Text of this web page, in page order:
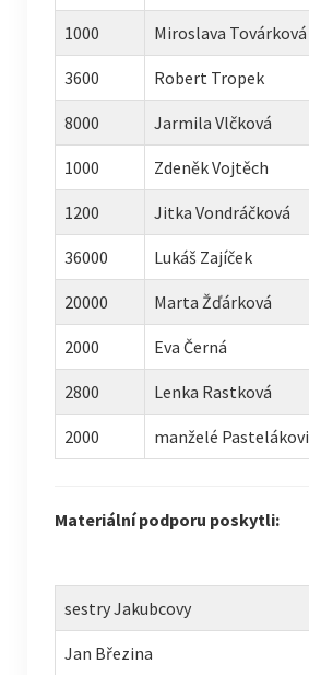
1000 Miroslava Továrková
3600 Robert Tropek
8000 Jarmila Vlčková
1000 Zdeněk Vojtěch
1200 Jitka Vondráčková
36000 Lukáš Zajíček
20000 Marta Žďárková
2000 Eva Černá
2800 Lenka Rastková
2000 manželé Pastelákovi
Materiální podporu poskytli:
sestry Jakubcovy
Jan Březina